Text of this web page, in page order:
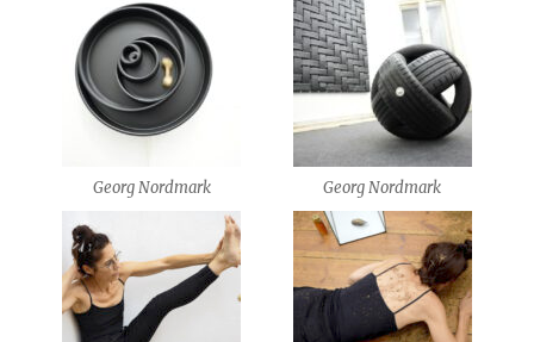
Georg Nordmark Georg Nordmark